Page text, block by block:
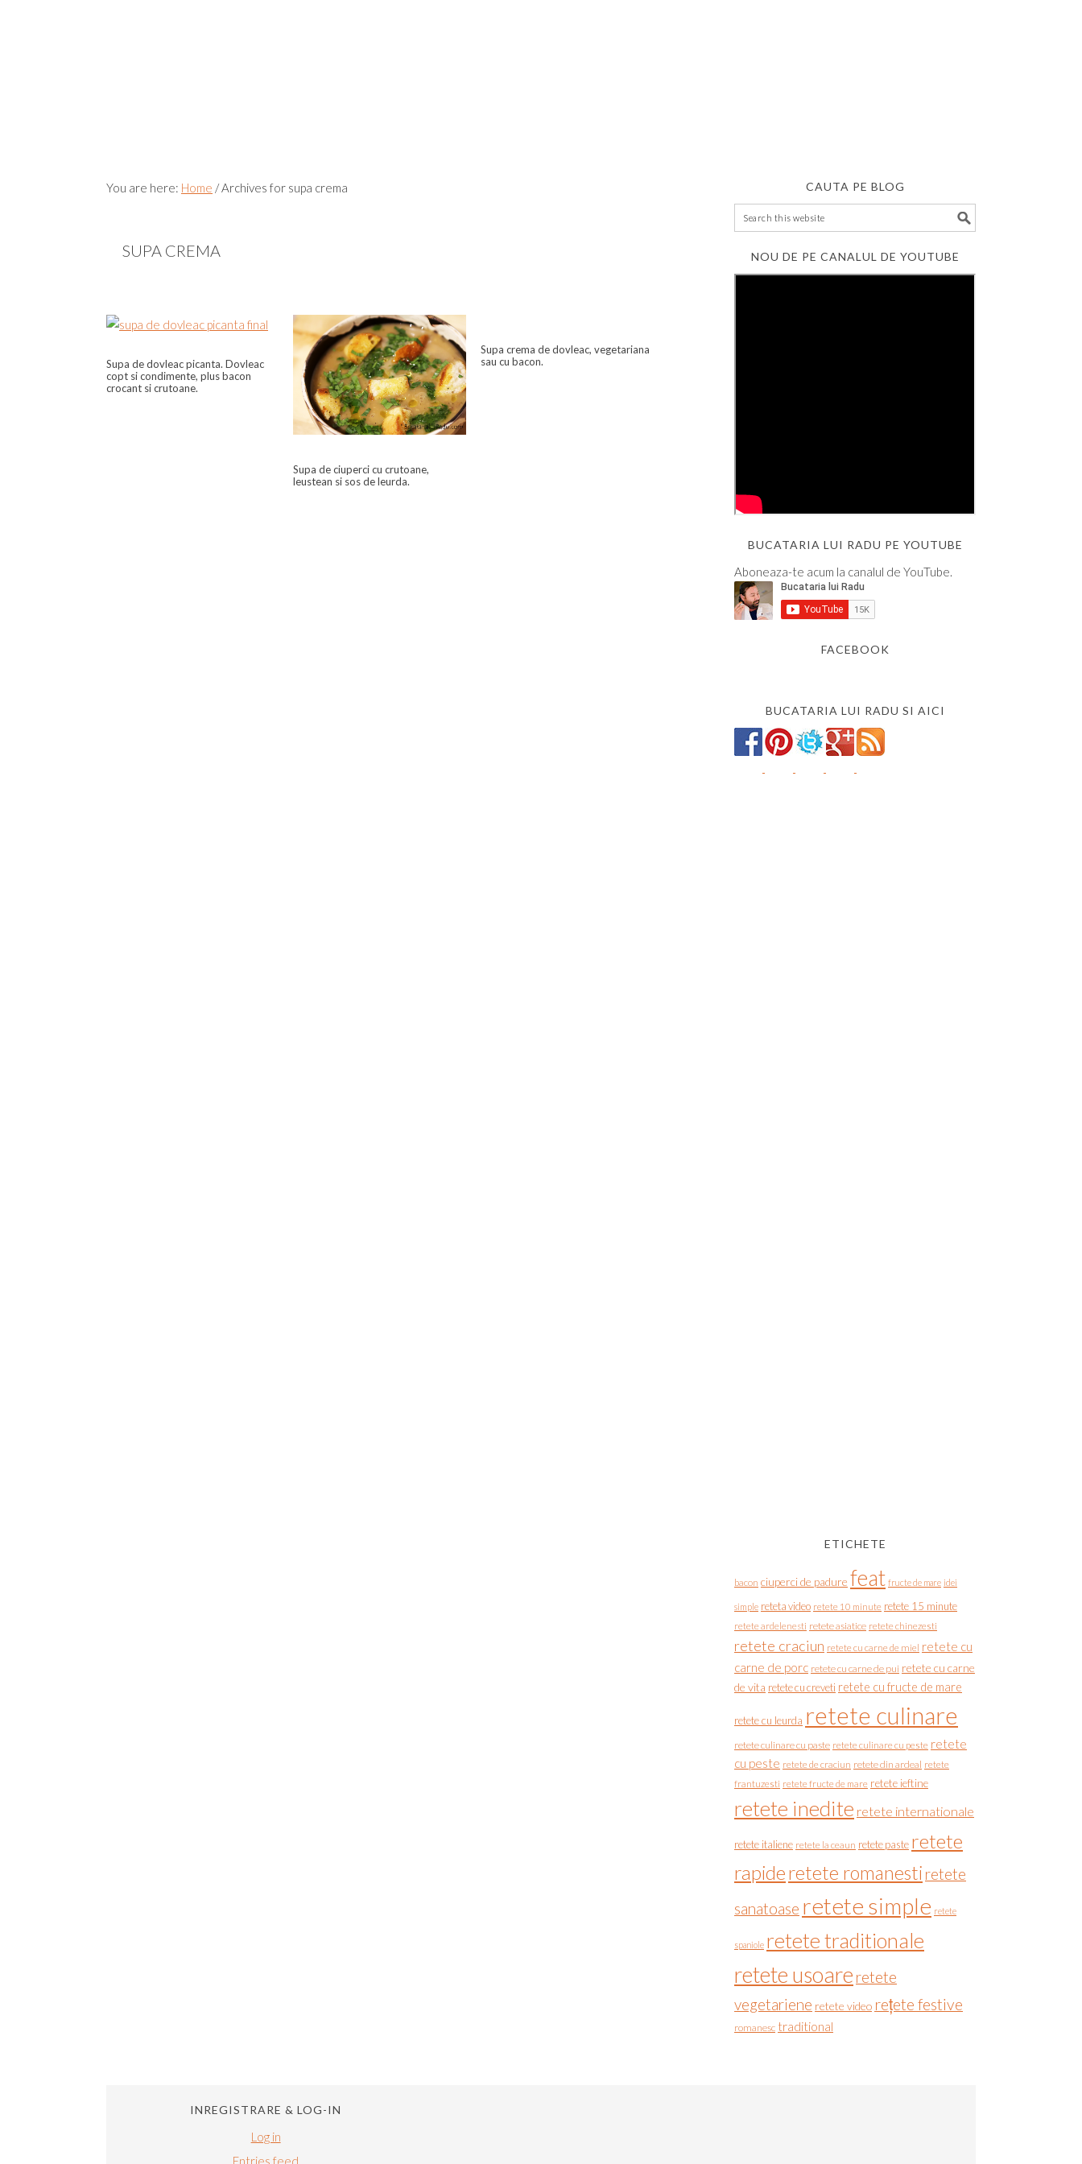
You are here: Home /Archives for supa crema
SUPA CREMA
Supa de dovleac picanta. Dovleac
copt si condimente, plus bacon
crocant si crutoane.
Supa de ciuperci cu crutoane,
leustean si sos de leurda.
Supa crema de dovleac, vegetariana
sau cu bacon.
CAUTA PE BLOG
NOU DE PE CANALUL DE YOUTUBE
BUCATARIA LUI RADU PE YOUTUBE
Aboneaza-te acum la canalul de YouTube.
FACEBOOK
BUCATARIA LUI RADU SI AICI
ETICHETE
bacon ciuperci de padure feat fructe de mare idei
simple reteta video retete 10 minute retete 15 minute
retete ardelenesti retete asiatice retete chinezesti
retete craciun retete cu carne de miel retete cu
carne de porc retete cu carne de pui retete cu carne
de vita retete cu creveti retete cu fructe de mare
retete cu leurda retete culinare
retete culinare cu paste retete culinare cu peste retete
cu peste retete de craciun retete din ardeal retete
frantuzesti retete fructe de mare retete ieftine
retete inedite retete internationale
retete italiene retete la ceaun retete paste retete
rapideretete romanesti retete
sanatoase retete simple retete
spaniole retete traditionale
retete usoare retete
vegetariene retete video rețete festive
romanesc traditional
INREGISTRARE & LOG-IN
Log in
Entries feed